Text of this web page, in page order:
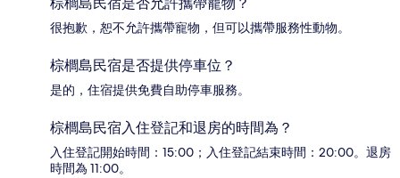
很抱歉，恕不允許攜帶寵物，但可以攜帶服務性動物。
棕櫚島民宿是否提供停車位？
是的，住宿提供免費自助停車服務。
棕櫚島民宿入住登記和退房的時間為？
入住登記開始時間：15:00；入住登記結束時間：20:00。退房
時間為 11:00。